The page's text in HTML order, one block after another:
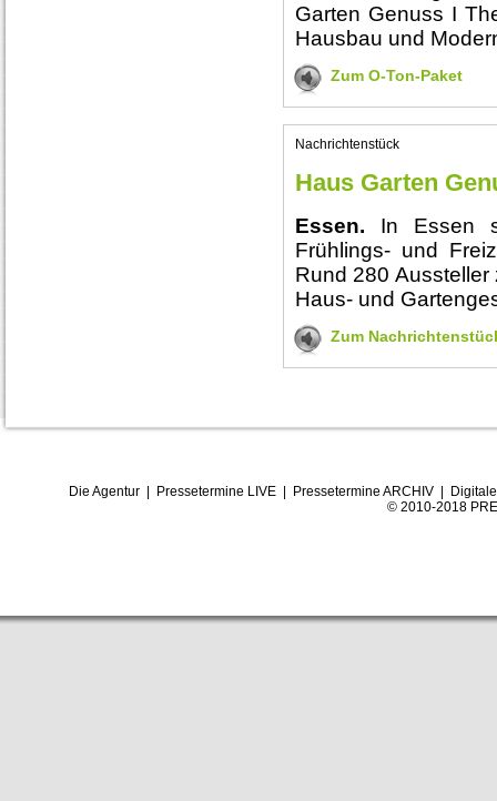
Garten Genuss I
Hausbau und
Zum O-Ton-Paket
Nachrichtenstück
Haus Garten
Essen. In Essen
Frühlings- und
Rund 280
Haus- und
Zum
Die Agentur| Pressetermine LIVE| Pressetermine ARCHIV|
© 2010-2018